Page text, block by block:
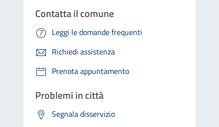
Contatta il comune
Leggi le domande frequenti
Richiedi assistenza
Prenota appuntamento
Problemi in città
Segnala disservizio